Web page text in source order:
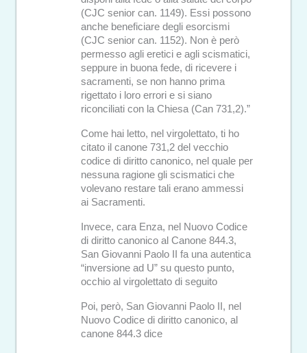
(CJC senior can. 1149). Essi possono
anche beneficiare degli esorcismi
(CJC senior can. 1152). Non è però
permesso agli eretici e agli scismatici,
seppure in buona fede, di ricevere i
sacramenti, se non hanno prima
rigettato i loro errori e si siano
riconciliati con la Chiesa (Can 731,2).”
Come hai letto, nel virgolettato, ti ho
citato il canone 731,2 del vecchio
codice di diritto canonico, nel quale per
nessuna ragione gli scismatici che
volevano restare tali erano ammessi
ai Sacramenti.
Invece, cara Enza, nel Nuovo Codice
di diritto canonico al Canone 844.3,
San Giovanni Paolo II fa una autentica
“inversione ad U” su questo punto,
occhio al virgolettato di seguito
Poi, però, San Giovanni Paolo II, nel
Nuovo Codice di diritto canonico, al
canone 844.3 dice